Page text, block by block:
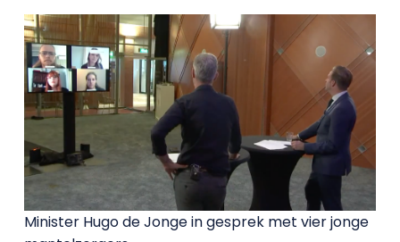
Minister Hugo de Jonge in gesprek met vier jonge